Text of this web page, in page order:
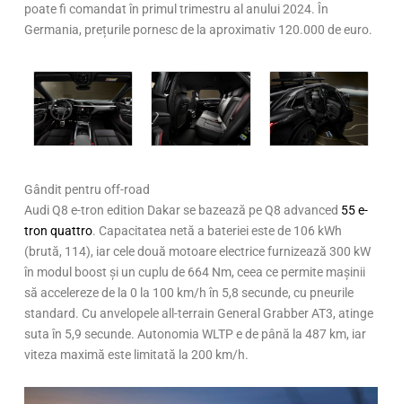
poate fi comandat în primul trimestru al anului 2024. În
Germania, prețurile pornesc de la aproximativ 120.000 de euro.
Gândit pentru off-road
Audi Q8 e-tron edition Dakar se bazează pe Q8 advanced 55 e-
tron quattro. Capacitatea netă a bateriei este de 106 kWh
(brută, 114), iar cele două motoare electrice furnizează 300 kW
în modul boost și un cuplu de 664 Nm, ceea ce permite mașinii
să accelereze de la 0 la 100 km/h în 5,8 secunde, cu pneurile
standard. Cu anvelopele all-terrain General Grabber AT3, atinge
suta în 5,9 secunde. Autonomia WLTP e de până la 487 km, iar
viteza maximă este limitată la 200 km/h.